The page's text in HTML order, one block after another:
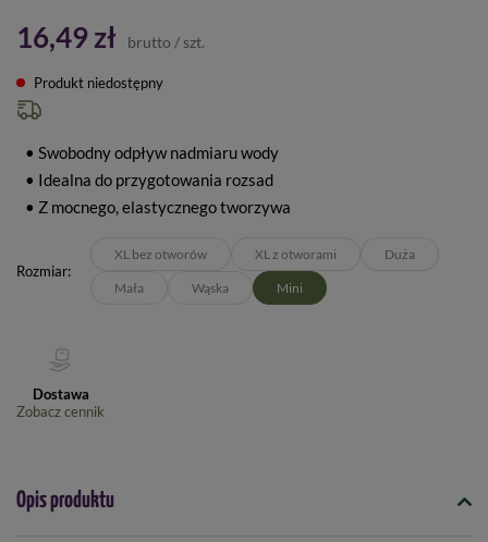
16,49 zł brutto / szt.
Produkt niedostępny
• Swobodny odpływ nadmiaru wody
• Idealna do przygotowania rozsad
• Z mocnego, elastycznego tworzywa
Rozmiar
XL bez otworów XL z otworami Duża
Mała Wąska Mini
Dostawa
Zobacz cennik
Opis produktu